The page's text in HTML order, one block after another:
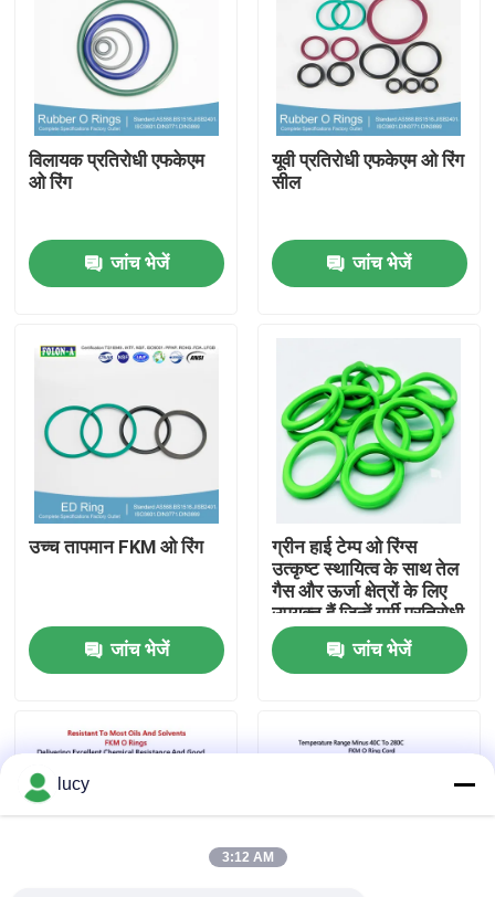
हमारे बारे में
फैक्टरी यात्रा
हमसे संपर्क करें
समाचार
सभी मामलों
विलायक प्रतिरोधी एफकेएम
ओ रिंग
जांच भेजें
यूवी प्रतिरोधी एफकेएम ओ रिंग
सील
जांच भेजें
उच्च तापमान FKM ओ रिंग
जांच भेजें
ग्रीन हाई टेम्प ओ रिंग्स
उत्कृष्ट स्थायित्व के साथ तेल
गैस और ऊर्जा क्षेत्रों के लिए
उपयुक्त हैं जिन्हें गर्मी प्रतिरोधी
घटकों की आवश्यकता होती है
जांच भेजें
lucy
3:12 AM